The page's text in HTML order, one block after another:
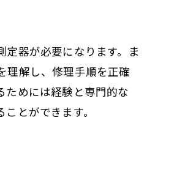
器が必要になります。ま
理解し、修理手順を正確
ためには経験と専門的な
とができます。